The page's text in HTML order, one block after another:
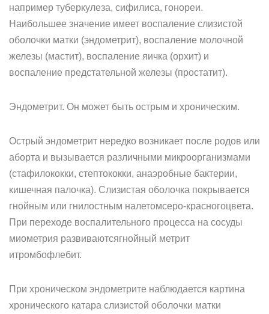
например туберкулеза, сифилиса, гонореи.
Наибольшее значение имеет воспаление слизистой
оболочки матки (эндометрит), воспаление молочной
железы (мастит), воспаление яичка (орхит) и
воспаление предстательной железы (простатит).
Эндометрит. Он может быть острым и хроническим.
Острый эндометрит нередко возникает после родов или
аборта и вызывается различными микроорганизмами
(стафилококки, стептококки, анаэробные бактерии,
кишечная палочка). Слизистая оболочка покрывается
гнойным или гнилостным налетомсеро-красногоцвета.
При переходе воспалительного процесса на сосуды
миометрия развиваютсягнойный метрит
итромбофлебит.
При хроническом эндометрите наблюдается картина
хронического катара слизистой оболочки матки